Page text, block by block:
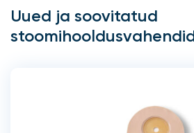
Uued ja soovitatud
stoomihooldusvahendid